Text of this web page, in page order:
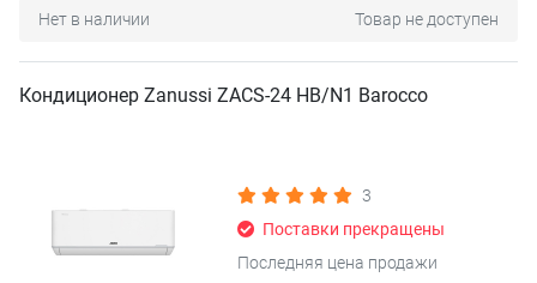
Нет в наличии Товар не доступен
Кондиционер Zanussi ZACS-24 HB/N1 Barocco
3
Поставки прекращены
Последняя цена продажи